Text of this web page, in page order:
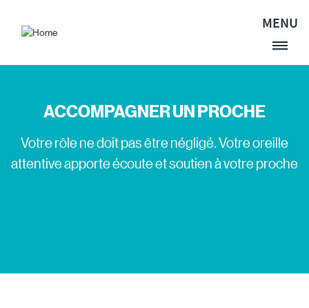
Site Logo
MENU
ACCOMPAGNER UN PROCHE
Votre rôle ne doit pas être négligé. Votre oreille
attentive apporte écoute et soutien à votre proche